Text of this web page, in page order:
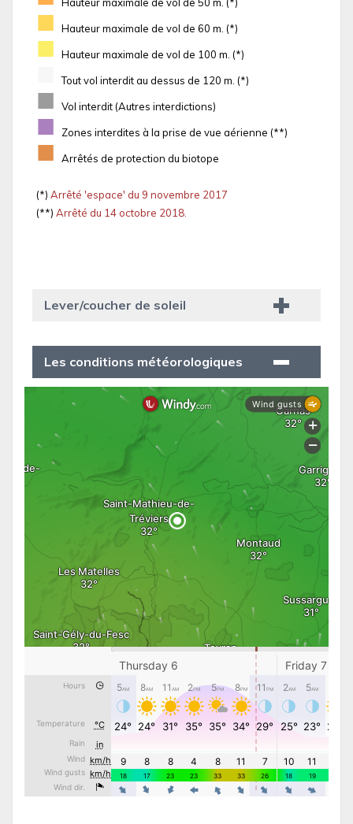
Hauteur maximale de vol de 50 m. (*)
■ Hauteur maximale de vol de 60 m. (*)
■ Hauteur maximale de vol de 100 m. (*)
Tout vol interdit au dessus de 120 m. (*)
■ Vol interdit (Autres interdictions)
■ Zones interdites à la prise de vue aérienne (**)
■ Arrêtés de protection du biotope
(*) Arrêté 'espace' du 9 novembre 2017
(**) Arrêté du 14 octobre 2018.
Lever/coucher de soleil
Les conditions météorologiques